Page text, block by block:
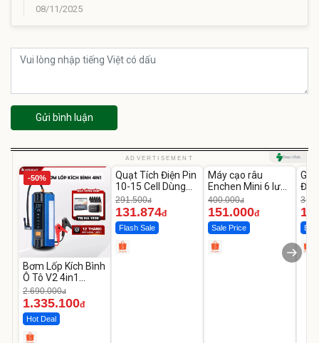
08/11/2025
Gửi bình luận
ADVERTISEMENT
-50%
Bơm Lốp Kích Bình
Ô Tô V2 4in1
MEDICAR –
12.000mAh
2.690.000đ
1.335.100đ
Hot Deal
-54%
Unmute
Quạt Tích Điện Pin
10-15 Cell Dùng
Liên Tục 4-8H
291.500đ
131.874đ
Flash Sale
-62%
Máy cạo râu
Enchen Mini 6 lưỡi
dao kép mỏng
400.000đ
151.000đ
Sale Price
Đùi